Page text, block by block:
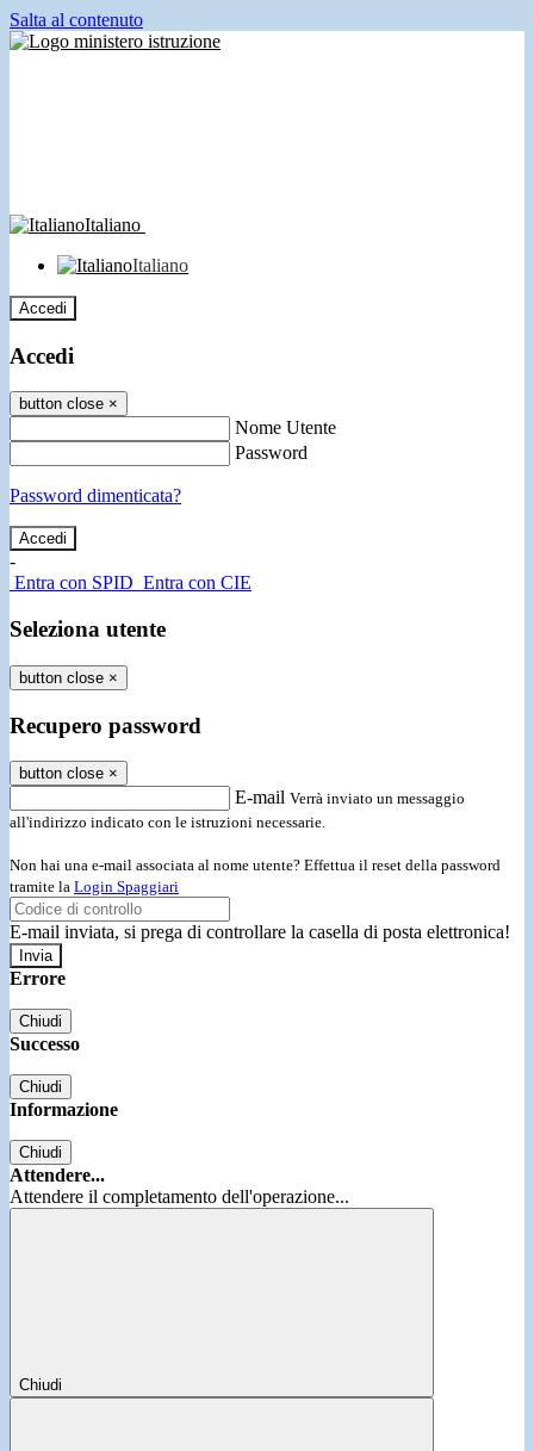
Salta al contenuto
Italiano
Italiano
Accedi
Accedi
button close ×
Nome Utente
Password
Password dimenticata?
-
Entra con SPID Entra con CIE
Seleziona utente
button close ×
Recupero password
button close ×
E-mail Verrà inviato un messaggio
all'indirizzo indicato con le istruzioni necessarie.
Non hai una e-mail associata al nome utente? Effettua il reset della password
tramite la Login Spaggiari
E-mail inviata, si prega di controllare la casella di posta elettronica!
Errore
Chiudi
Successo
Chiudi
Informazione
Chiudi
Attendere...
Attendere il completamento dell'operazione...
Chiudi